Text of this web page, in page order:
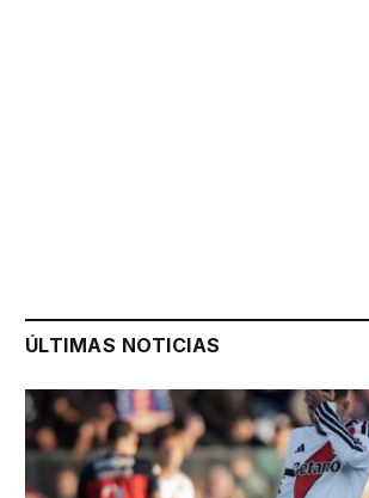
ÚLTIMAS NOTICIAS